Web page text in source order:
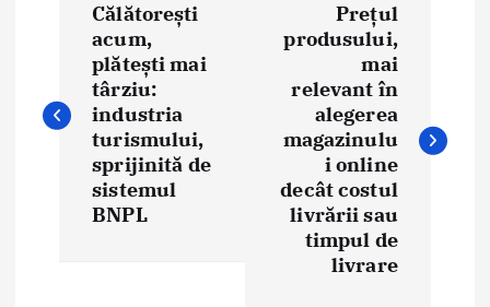
i
Călătorești
acum,
plătești mai
târziu:
industria
turismului,
sprijinită de
sistemul
BNPL
Prețul
produsului,
mai
relevant în
alegerea
magazinulu
i online
decât costul
livrării sau
timpul de
livrare